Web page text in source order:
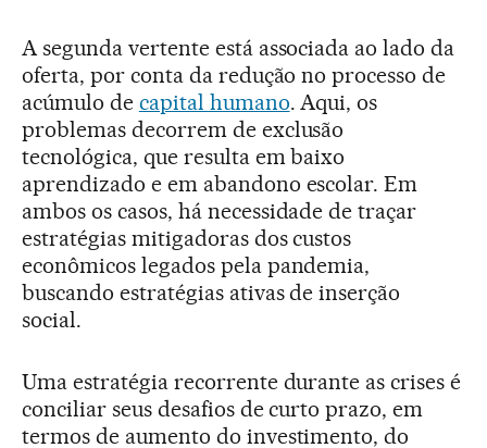
A segunda vertente está associada ao lado da
oferta, por conta da redução no processo de
acúmulo de capital humano. Aqui, os
problemas decorrem de exclusão
tecnológica, que resulta em baixo
aprendizado e em abandono escolar. Em
ambos os casos, há necessidade de traçar
estratégias mitigadoras dos custos
econômicos legados pela pandemia,
buscando estratégias ativas de inserção
social.
Uma estratégia recorrente durante as crises é
conciliar seus desafios de curto prazo, em
termos de aumento do investimento, do